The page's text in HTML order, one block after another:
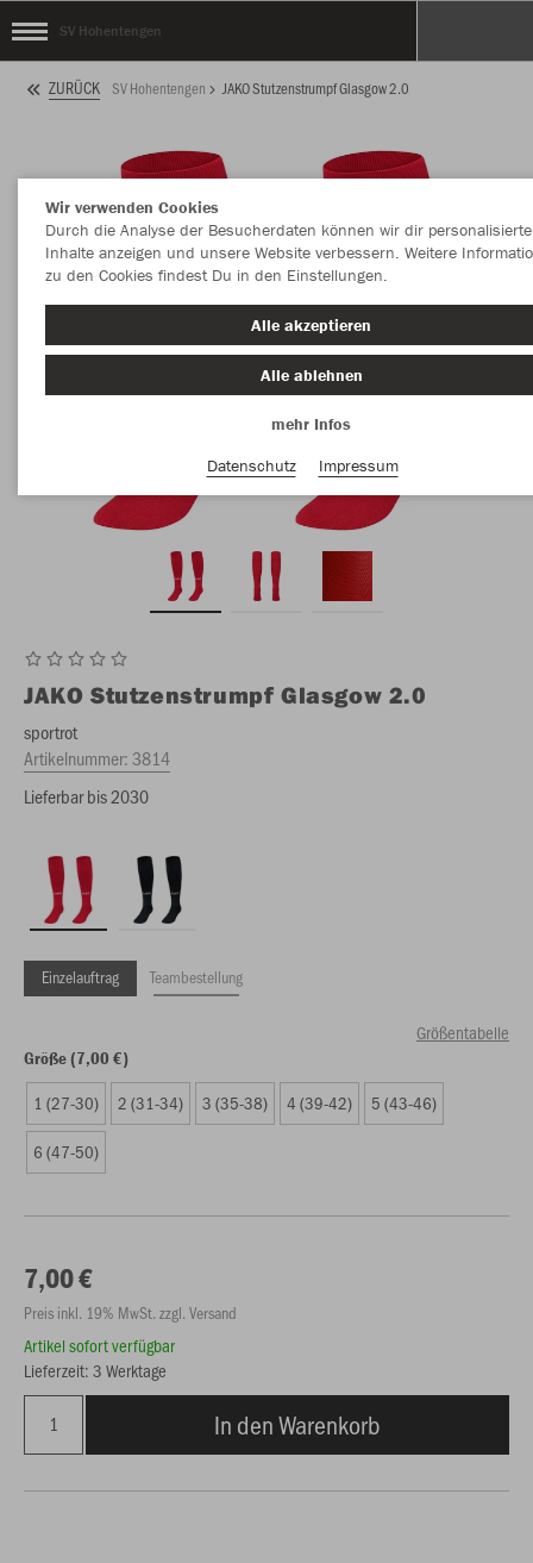
SV Hohentengen
ZURÜCK SV Hohentengen JAKO Stutzenstrumpf Glasgow 2.0
JAKO Stutzenstrumpf Glasgow 2.0
sportrot
Artikelnummer:3814
Lieferbar bis 2030
Einzelauftrag Teambestellung
Größentabelle
Größe (7,00 €)
1 (27-30) 2 (31-34) 3 (35-38) 4 (39-42) 5 (43-46)
6 (47-50)
7,00 €
Preis inkl. 19% MwSt. zzgl. Versand
Artikel sofort verfügbar
Lieferzeit: 3 Werktage
In den Warenkorb
Wir verwenden Cookies
Durch die Analyse der Besucherdaten können wir dir personalisierte
Inhalte anzeigen und unsere Website verbessern. Weitere
zu den Cookies findest Du in den Einstellungen.
Alle akzeptieren
Alle ablehnen
mehr Infos
Datenschutz
Impressum